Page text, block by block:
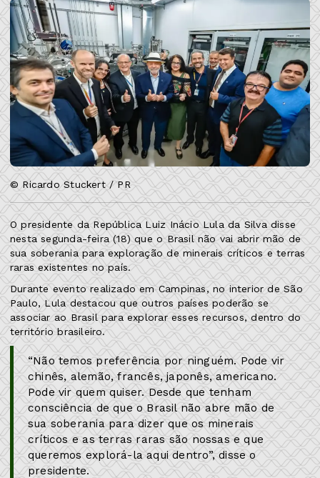
© Ricardo Stuckert / PR
O presidente da República Luiz Inácio Lula da Silva disse
nesta segunda-feira (18) que o Brasil não vai abrir mão de
sua soberania para exploração de minerais críticos e terras
raras existentes no país.
Durante evento realizado em Campinas, no interior de São
Paulo, Lula destacou que outros países poderão se
associar ao Brasil para explorar esses recursos, dentro do
território brasileiro.
“Não temos preferência por ninguém. Pode vir
chinês, alemão, francês, japonês, americano.
Pode vir quem quiser. Desde que tenham
consciência de que o Brasil não abre mão de
sua soberania para dizer que os minerais
críticos e as terras raras são nossas e que
queremos explorá-la aqui dentro”, disse o
presidente.